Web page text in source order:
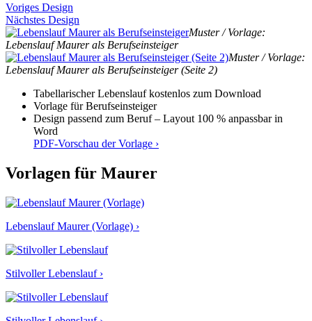
Voriges Design
Nächstes Design
Muster / Vorlage:
Lebenslauf Maurer als Berufseinsteiger
Muster / Vorlage:
Lebenslauf Maurer als Berufseinsteiger (Seite 2)
Tabellarischer Lebenslauf kostenlos zum Download
Vorlage für Berufseinsteiger
Design passend zum Beruf – Layout 100 % anpassbar in
Word
PDF-Vorschau der Vorlage ›
Vorlagen für Maurer
Lebenslauf Maurer (Vorlage) ›
Stilvoller Lebenslauf ›